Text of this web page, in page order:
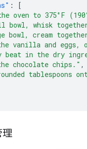
:
[
oven to 375°F
bowl, whisk
bowl, cream
vanilla and eggs,
beat in the dry
chocolate chips." ,
tablespoons
理